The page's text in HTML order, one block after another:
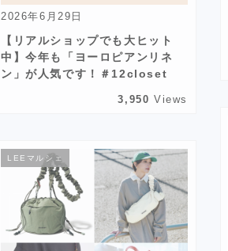
2026年6月29日
【リアルショップでも大ヒット
中】今年も「ヨーロピアンリネ
ン」が人気です！＃12closet
3,950 Views
LEEマルシェ